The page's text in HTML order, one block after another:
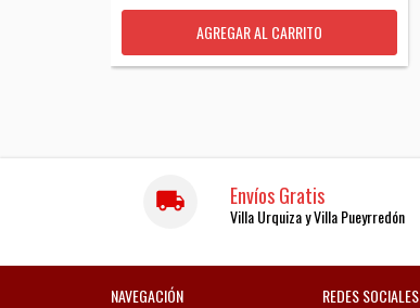
AGREGAR AL CARRITO
Envíos Gratis
Villa Urquiza y Villa Pueyrredón
NAVEGACIÓN
REDES SOCIALES